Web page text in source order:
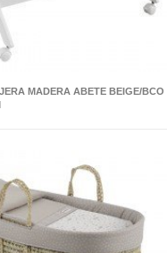
MADERA ABETE BEIGE/BCO